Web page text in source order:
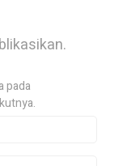
pada